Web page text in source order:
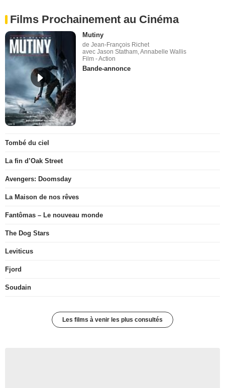
Films Prochainement au Cinéma
Mutiny
de Jean-François Richet
avec Jason Statham, Annabelle Wallis
Film - Action
Bande-annonce
Tombé du ciel
La fin d’Oak Street
Avengers: Doomsday
La Maison de nos rêves
Fantômas – Le nouveau monde
The Dog Stars
Leviticus
Fjord
Soudain
Les films à venir les plus consultés